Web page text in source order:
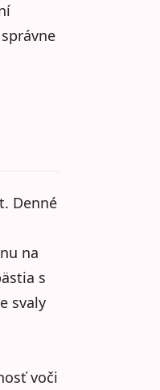
Denné
na
s
svaly
voči